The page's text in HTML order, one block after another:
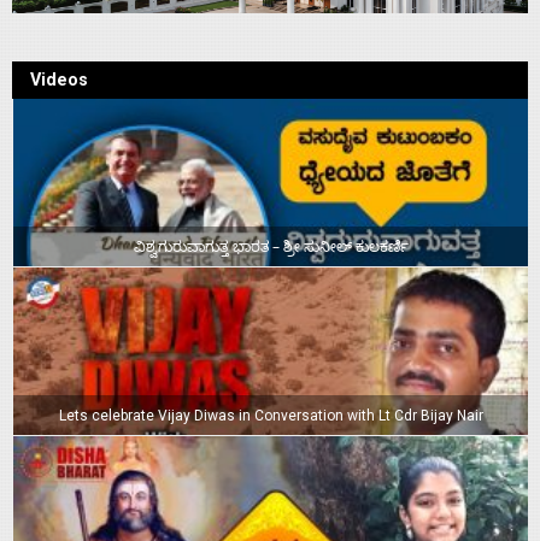
Videos
ವಿಶ್ವಗುರುವಾಗುತ್ತ ಭಾರತ – ಶ್ರೀ ಸುನೀಲ್‌ ಕುಲಕರ್ಣಿ
Lets celebrate Vijay Diwas in Conversation with Lt Cdr Bijay Nair